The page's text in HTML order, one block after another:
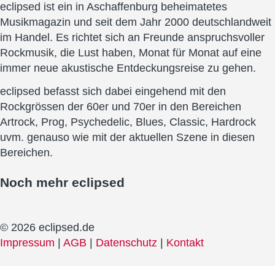
eclipsed ist ein in Aschaffenburg beheimatetes
Musikmagazin und seit dem Jahr 2000 deutschlandweit
im Handel. Es richtet sich an Freunde anspruchsvoller
Rockmusik, die Lust haben, Monat für Monat auf eine
immer neue akustische Entdeckungsreise zu gehen.
eclipsed befasst sich dabei eingehend mit den
Rockgrössen der 60er und 70er in den Bereichen
Artrock, Prog, Psychedelic, Blues, Classic, Hardrock
uvm. genauso wie mit der aktuellen Szene in diesen
Bereichen.
Noch mehr eclipsed
© 2026 eclipsed.de
Impressum | AGB | Datenschutz | Kontakt